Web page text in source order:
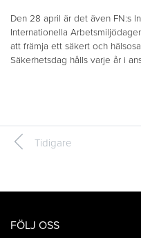
Den 28 april är det även FN:s
Internationella
att främja ett säkert och
Säkerhetsdag hålls varje år i
Tidigare
FÖLJ OSS